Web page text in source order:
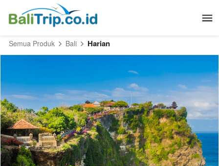
Semua Produk Bali Harian